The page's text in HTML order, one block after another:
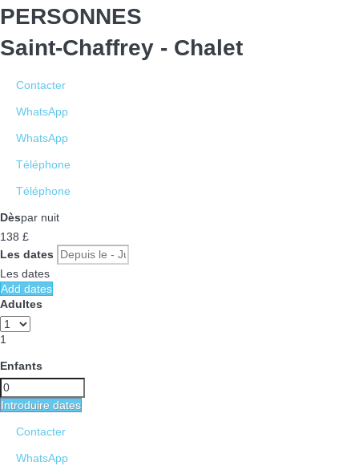
PERSONNES
Saint-Chaffrey - Chalet
Contacter
WhatsApp
WhatsApp
Téléphone
Téléphone
Dèspar nuit
138 £
Les dates
Les dates
Add dates
Adultes
1
Enfants
Introduire dates
Contacter
WhatsApp